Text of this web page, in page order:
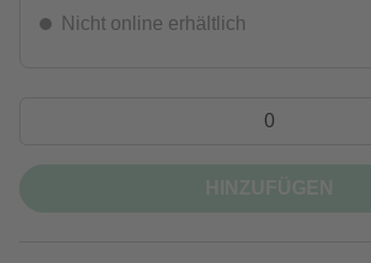
Nicht online erhältlich